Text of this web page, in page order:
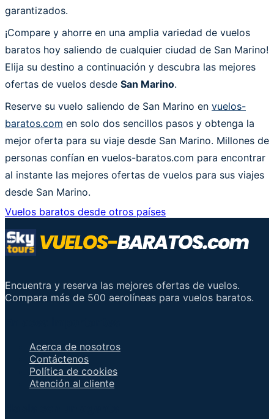
garantizados.
¡Compare y ahorre en una amplia variedad de vuelos
baratos hoy saliendo de cualquier ciudad de San Marino!
Elija su destino a continuación y descubra las mejores
ofertas de vuelos desde San Marino.
Reserve su vuelo saliendo de San Marino en vuelos-
baratos.com en solo dos sencillos pasos y obtenga la
mejor oferta para su viaje desde San Marino. Millones de
personas confían en vuelos-baratos.com para encontrar
al instante las mejores ofertas de vuelos para sus viajes
desde San Marino.
Vuelos baratos desde otros países
Encuentra y reserva las mejores ofertas de vuelos.
Compara más de 500 aerolíneas para vuelos baratos.
Acerca de nosotros
Contáctenos
Política de cookies
Atención al cliente